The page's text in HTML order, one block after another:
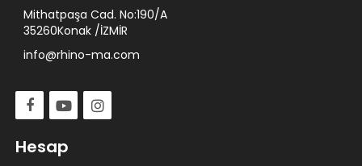
Mithatpaşa Cad. No:190/A
35260Konak /İZMİR
info@rhino-ma.com
Hesap